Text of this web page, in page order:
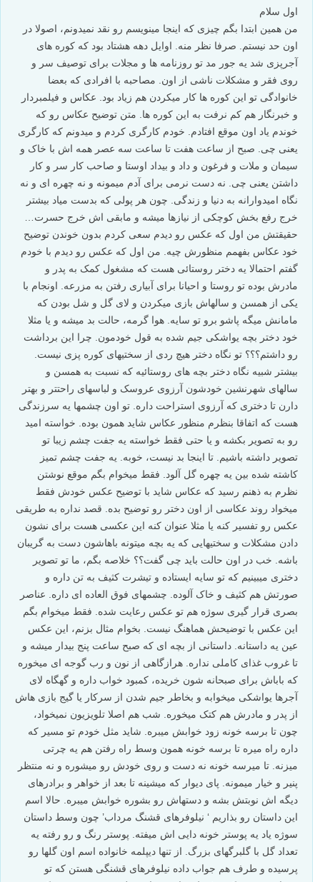
اول سلام
من همین ابتدا بگم چیزی که اینجا مینویسم رو نقد نمیدونم، اصولا در
اون حد نیستم. صرفا نظر منه. اوایل دهه هشتاد بود که کوره های
آجرپزی شد یه جور مد تو روزنامه ها و مجلات برای توصیف سر و
روی فقر و مشکلات ناشی از اون. مصاحبه با افرادی که بعضا
خانوادگی تو این کوره ها کار میکردن هم زیاد بود. عکاس و فیلمبردار
و خبرنگار هم کم نرفت به این کوره ها. متن توضیح عکاس رو که
خوندم یاد اون موقع افتادم. خودم کارگری کردم و میدونم که کارگری
یعنی چی. صبح از ساعت هفت تا ساعت سه عصر همه اش با خاک و
سیمان و ملات و فرغون و داد و بیداد اوستا و صاحب کار سر و کار
داشتن یعنی چی. نه دست نرمی برای آدم میمونه و نه چهره ای و نه
نگاه امیدوارانه به دنیا و زندگی. چون هر پولی که بدست میاد بیشتر
خرج رفع بخش کوچکی از نیازها میشه و مابقی اش خرج حسرت…
حقیقتش من اول که عکس رو دیدم سعی کردم بدون خوندن توضیح
خود عکاس بفهمم منظورش چیه. من اول که عکس رو دیدم با خودم
گفتم احتمالا یه دختر روستائی هست که مشغول کمک به پدر و
مادرش بوده تو روستا و احیانا برای آبیاری رفتن به مزرعه. اونجام با
یکی از همسن و سالهاش بازی میکردن و لای گل و شل بودن که
مامانش میگه پاشو برو تو سایه. هوا گرمه، حالت بد میشه و یا مثلا
خود دختر بچه یواشکی جیم شده به قول خودمون. چرا این برداشت
رو داشتم؟؟؟ تو نگاه دختر هیچ ردی از سختیهای کوره پزی نیست.
بیشتر شبیه نگاه دختر بچه های روستائیه که نسبت به همسن و
سالهای شهرنشین خودشون آرزوی عروسک و لباسهای راحتتر و بهتر
دارن تا دختری که آرزوی استراحت داره. تو اون چشمها یه سرزندگی
هست که اتفاقا بنظرم منظور عکاس شاید همون بوده. خواسته امید
رو به تصویر بکشه و یا حتی فقط خواسته یه جفت چشم زیبا تو
تصویر داشته باشیم. تا اینجا بد نیست، خوبه. یه جفت چشم تمیز
کاشته شده بین یه چهره گل آلود. فقط میخوام بگم موقع نوشتن
نظرم به ذهنم رسید که عکاس شاید با توضیح عکس خودش فقط
میخواد روند عکاسی از اون دختر رو توضیح بده. قصد نداره به طریقی
عکس رو تفسیر کنه یا مثلا عنوان کنه این عکسی هست برای نشون
دادن مشکلات و سختیهایی که یه بچه میتونه باهاشون دست به گریبان
باشه. خب در اون حالت باید چی گفت؟؟ خلاصه بگم، ما تو تصویر
دختری میبینیم که تو سایه ایستاده و تیشرت کثیف به تن داره و
صورتش هم کثیف و خاک آلوده. چشمهای فوق العاده ای داره. عناصر
بصری قرار گیری سوژه هم تو عکس رعایت شده. فقط میخوام بگم
این عکس با توضیحش هماهنگ نیست. بخوام مثال بزنم، این عکس
عین یه داستانه. داستانی از بچه ای که صبح ساعت پنج بیدار میشه و
تا غروب غذای کاملی نداره. هرازگاهی از نون و رب گوجه ای میخوره
که باباش برای صبحانه شون خریده، کمبود خواب داره و گهگاه لای
آجرها یواشکی میخوابه و بخاطر جیم شدن از سرکار یا گیج بازی هاش
از پدر و مادرش هم کتک میخوره. شب هم اصلا تلویزیون نمیخواد،
چون تا برسه خونه زود خوابش میبره. شاید مثل خودم تو مسیر که
داره راه میره تا برسه خونه همون وسط راه رفتن هم یه چرتی
میزنه. تا میرسه خونه نه دست و روی خودش رو میشوره و نه منتظر
پنیر و خیار میمونه. پای دیوار که میشینه تا بعد از خواهر و برادرهای
دیگه اش نوبتش بشه و دستهاش رو بشوره خوابش میبره. حالا اسم
این داستان رو بذاریم ‘ نیلوفرهای قشنگ مرداب’ چون وسط داستان
سوژه یاد یه پوستر خونه دایی اش میفته. پوستر رنگ و رو رفته یه
تعداد گل با گلبرگهای بزرگ. از تنها دیپلمه خانواده اسم اون گلها رو
پرسیده و طرف هم جواب داده نیلوفرهای قشنگی هستن که تو